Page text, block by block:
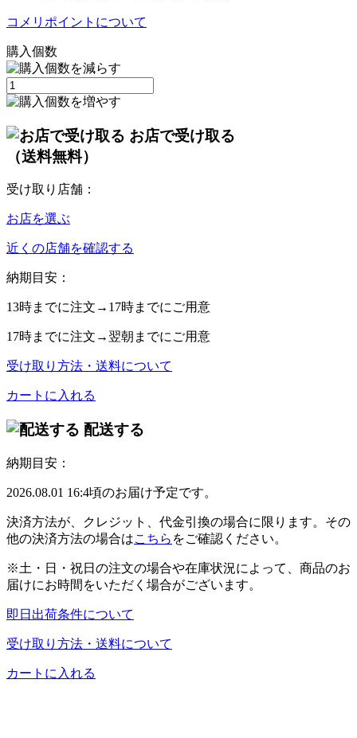
コメリポイントについて
購入個数
お店で受け取る
（送料無料）
受け取り店舗：
お店を選ぶ
近くの店舗を確認する
納期目安：
13時までに注文→ 17時までにご用意
17時までに注文→ 翌朝 までにご用意
受け取り方法・送料について
カートに入れる
配送する
納期目安：
2026.08.01 16:4頃のお届け予定です。
決済方法が、クレジット、代金引換の場合に限ります。その
他の決済方法の場合はこちら をご確認ください。
※土・日・祝日の注文の場合や在庫状況によって、商品のお
届けにお時間をいただく場合がございます。
即日出荷条件について
受け取り方法・送料について
カートに入れる